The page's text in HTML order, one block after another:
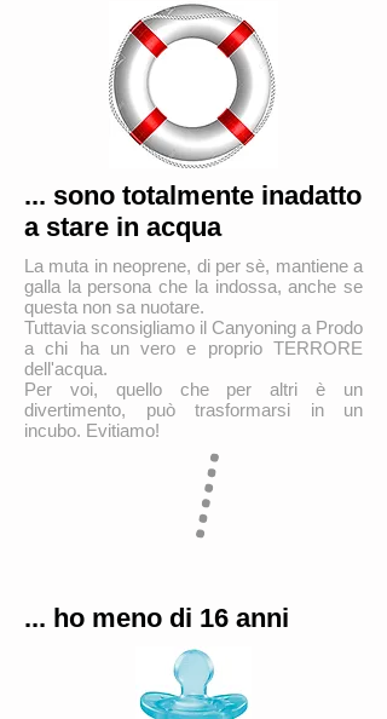
... sono totalmente inadatto
a stare in acqua
La muta in neoprene, di per sè, mantiene a
galla la persona che la indossa, anche se
questa non sa nuotare.
Tuttavia sconsigliamo il Canyoning a Prodo
a chi ha un vero e proprio TERRORE
dell'acqua.
Per voi, quello che per altri è un
divertimento, può trasformarsi in un
incubo. Evitiamo!
... ho meno di 16 anni